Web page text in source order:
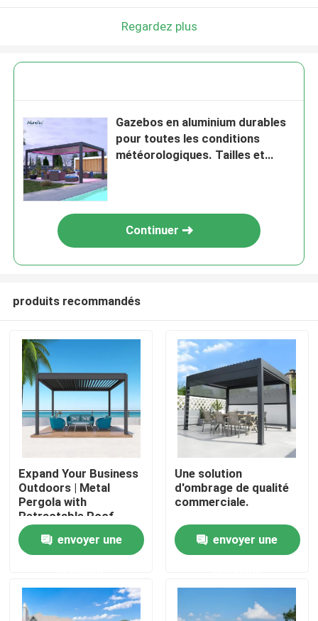
Maison
Au sujet de nous
Regardez plus
Gazebos en aluminium durables
pour toutes les conditions
météorologiques. Tailles et
Continuer
produits recommandés
Expand Your Business
Outdoors | Metal
Pergola with
Retractable Roof
envoyer une
Une solution
d'ombrage de qualité
commerciale.
envoyer une